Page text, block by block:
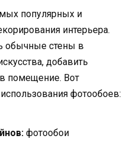
популярных и
интерьера.
обычные стены в
добавить
в помещение. Вот
фотообоев:
фотообои